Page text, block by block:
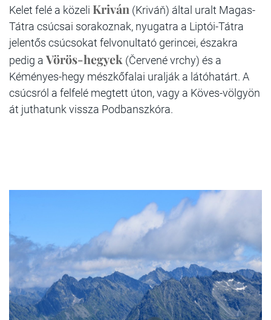
Kelet felé a közeli Kriván (Kriváň) által uralt Magas-
Tátra csúcsai sorakoznak, nyugatra a Liptói-Tátra
jelentős csúcsokat felvonultató gerincei, északra
pedig a Vörös-hegyek (Červené vrchy) és a
Kéményes-hegy mészkőfalai uralják a látóhatárt. A
csúcsról a felfelé megtett úton, vagy a Köves-völgyön
át juthatunk vissza Podbanszkóra.